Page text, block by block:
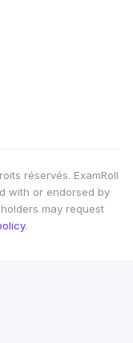
réservés. ExamRoll
with or endorsed by
may request
.